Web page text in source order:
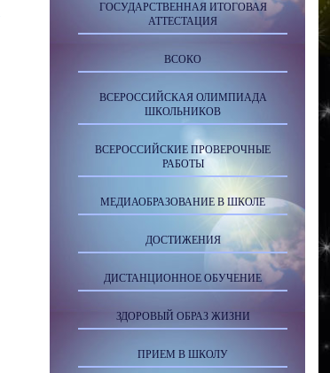
ГОСУДАРСТВЕННАЯ ИТОГОВАЯ
АТТЕСТАЦИЯ
ВСОКО
ВСЕРОССИЙСКАЯ ОЛИМПИАДА
ШКОЛЬНИКОВ
ВСЕРОССИЙСКИЕ ПРОВЕРОЧНЫЕ
РАБОТЫ
МЕДИАОБРАЗОВАНИЕ В ШКОЛЕ
ДОСТИЖЕНИЯ
ДИСТАНЦИОННОЕ ОБУЧЕНИЕ
ЗДОРОВЫЙ ОБРАЗ ЖИЗНИ
ПРИЕМ В ШКОЛУ